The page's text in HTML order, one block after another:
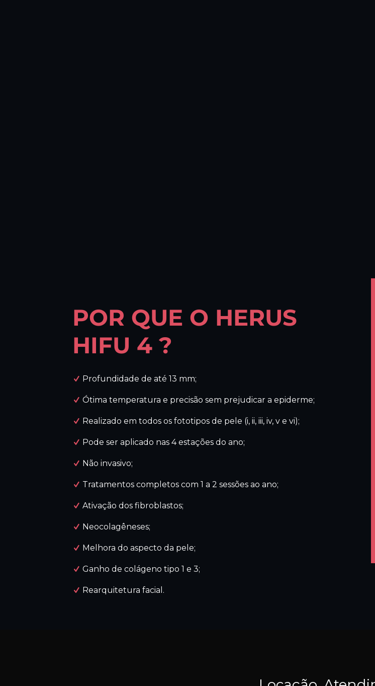
POR QUE O HERUS
HIFU 4 ?
Profundidade de até 13 mm;
Ótima temperatura e precisão sem prejudicar a epiderme;
Realizado em todos os fototipos de pele (i, ii, iii, iv, v e vi);
Pode ser aplicado nas 4 estações do ano;
Não invasivo;
Tratamentos completos com 1 a 2 sessões ao ano;
Ativação dos fibroblastos;
Neocolagêneses;
Melhora do aspecto da pele;
Ganho de colágeno tipo 1 e 3;
Rearquitetura facial.